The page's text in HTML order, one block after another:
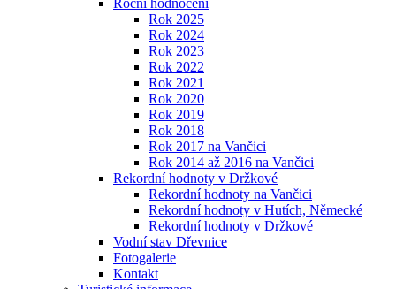
Roční hodnocení
Rok 2025
Rok 2024
Rok 2023
Rok 2022
Rok 2021
Rok 2020
Rok 2019
Rok 2018
Rok 2017 na Vančici
Rok 2014 až 2016 na Vančici
Rekordní hodnoty v Držkové
Rekordní hodnoty na Vančici
Rekordní hodnoty v Hutích, Německé
Rekordní hodnoty v Držkové
Vodní stav Dřevnice
Fotogalerie
Kontakt